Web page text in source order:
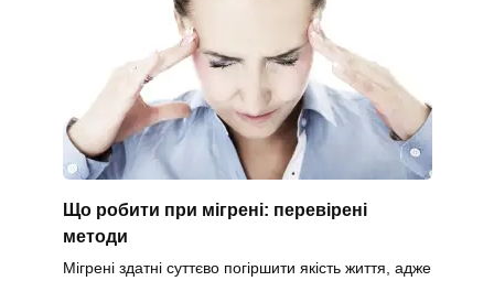
Що робити при мігрені: перевірені
методи
Мігрені здатні суттєво погіршити якість життя, адже